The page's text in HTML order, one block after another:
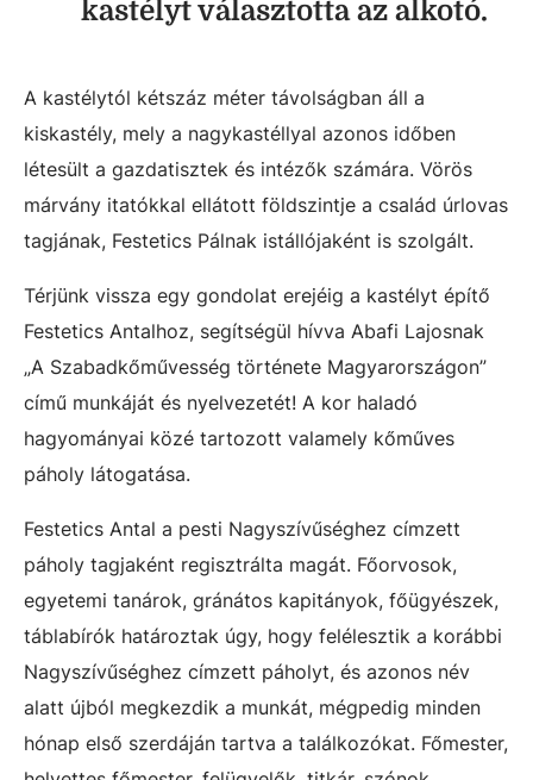
kastélyt választotta az alkotó.
A kastélytól kétszáz méter távolságban áll a
kiskastély, mely a nagykastéllyal azonos időben
létesült a gazdatisztek és intézők számára. Vörös
márvány itatókkal ellátott földszintje a család úrlovas
tagjának, Festetics Pálnak istállójaként is szolgált.
Térjünk vissza egy gondolat erejéig a kastélyt építő
Festetics Antalhoz, segítségül hívva Abafi Lajosnak
„A Szabadkőművesség története Magyarországon”
című munkáját és nyelvezetét! A kor haladó
hagyományai közé tartozott valamely kőműves
páholy látogatása.
Festetics Antal a pesti Nagyszívűséghez címzett
páholy tagjaként regisztrálta magát. Főorvosok,
egyetemi tanárok, gránátos kapitányok, főügyészek,
táblabírók határoztak úgy, hogy felélesztik a korábbi
Nagyszívűséghez címzett páholyt, és azonos név
alatt újból megkezdik a munkát, mégpedig minden
hónap első szerdáján tartva a találkozókat. Főmester,